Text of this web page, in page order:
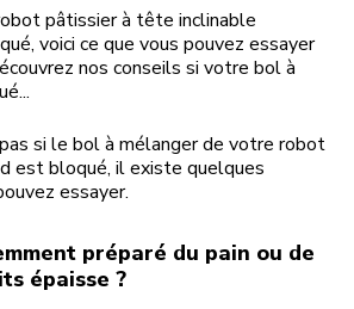
pâtissier à tête inclinable
voici ce que vous pouvez essayer
nos conseils si votre bol à
si le bol à mélanger de votre robot
est bloqué, il existe quelques
essayer.
préparé du pain ou de
épaisse ?